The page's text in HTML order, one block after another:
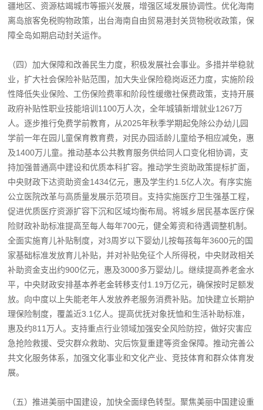
疆地区、资源枯竭城市等振兴发展，增强区域发展协调性。优化海南
离岛旅客免税购物政策，出台海南自由贸易港封关货物税收政策，保
障全岛如期启动封关运作。
（四）加大保障和改善民生力度，积极发展社会事业。多措并举稳就
业，扩大社会保险补贴范围，加大失业保险稳岗返还力度，实施阶段
性降低失业保险、工伤保险费率和阶段性缓缴社保费政策，支持开展
政府补贴性职业技能培训1100万人次，全年城镇新增就业1267万
人。逐步推行免费学前教育，从2025年秋季学期起免除公办幼儿园
学前一年在园儿童保育教育费，对民办园适龄儿童给予相应减免，惠
及1400万儿童。推动基本公共教育服务供给同人口变化相协调，支
持加强普通高中建设和优质本科扩容。推动学生资助政策提标扩面，
中央财政下达资助资金1434亿元，惠及学生约1.5亿人次。有序实施
公立医院改革与高质量发展示范项目。支持实施医疗卫生强基工程，
促进优质医疗资源扩容下沉和区域均衡布局。将城乡居民基本医疗保
险财政补助标准提高至每人每年700元，健全筹资和待遇调整机制。
全面实施育儿补贴制度，对3周岁以下婴幼儿按每孩每年3600元的国
家基础标准发放育儿补贴，并对补贴免征个人所得税，中央财政相关
补助资金支出约900亿元，惠及3000多万婴幼儿。继续提高养老金水
平，中央财政安排基本养老金转移支付1.19万亿元，确保按时足额发
放。向中度以上失能老年人发放养老服务消费补贴。加快建立长期护
理保险制度，覆盖近3.1亿人。提高优抚对象抚恤和生活补助标准，
惠及约811万人。支持重点行业领域加强安全风险防控，做好灾害应
急抢险救援、受灾群众救助、灾后恢复重建等资金保障。推动完善公
共文化服务体系，加强文化事业和文化产业、竞技体育和群众体育发
展。
（五）推进美丽中国建设，加快全面绿色转型。聚焦美丽中国建设重